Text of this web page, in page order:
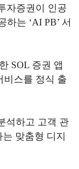
자증권이 인공
는 ‘AI PB’ 서
SOL 증권 앱
비스를 정식 출
석하고 고객 관
맞춤형 디지